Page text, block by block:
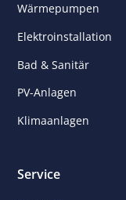
Wärmepumpen
Elektroinstallation
Bad & Sanitär
PV-Anlagen
Klimaanlagen
Service